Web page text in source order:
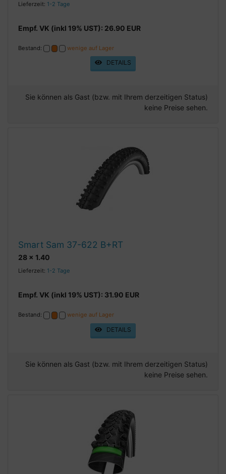
Lieferzeit: 1-2 Tage
Empf. VK (inkl 19% UST): 26.90 EUR
Bestand: wenige auf Lager
DETAILS
Sie können als Gast (bzw. mit Ihrem derzeitigen Status)
keine Preise sehen.
Smart Sam 37-622 B+RT
28 x 1.40
Lieferzeit: 1-2 Tage
Empf. VK (inkl 19% UST): 31.90 EUR
Bestand: wenige auf Lager
DETAILS
Sie können als Gast (bzw. mit Ihrem derzeitigen Status)
keine Preise sehen.